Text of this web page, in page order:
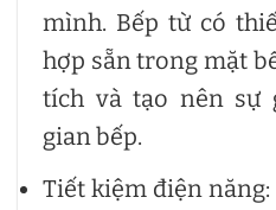
mình. Bếp từ có
hợp sẵn trong mặt
tích và tạo nên sự
gian bếp.
Tiết kiệm điện năng: